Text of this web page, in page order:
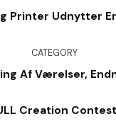
Printer Udnytter
CATEGORY
Af Værelser,
Creation